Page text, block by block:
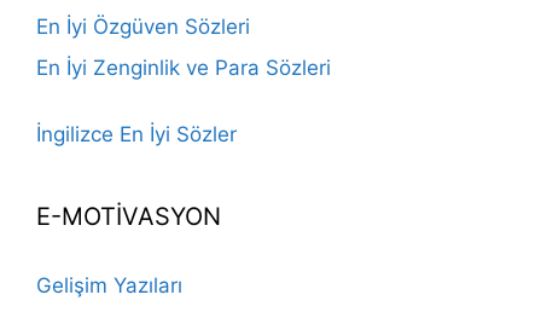
En İyi Özgüven Sözleri
En İyi Zenginlik ve Para Sözleri
İngilizce En İyi Sözler
E-MOTİVASYON
Gelişim Yazıları